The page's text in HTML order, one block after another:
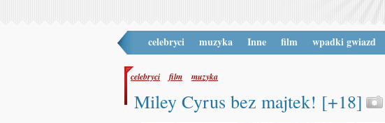
celebryci muzyka Inne film wpadki gwiazd
celebryci film muzyka
Miley Cyrus bez majtek! [+18]